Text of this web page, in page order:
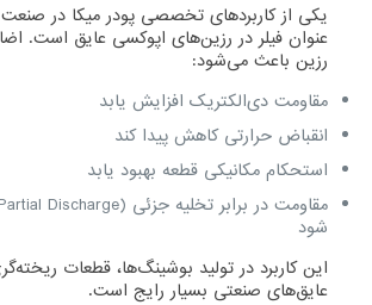
یکی از کاربردهای تخصصی پودر میکا در صنعت
عنوان فیلر در رزین‌های اپوکسی عایق است.
رزین باعث می‌شود:
مقاومت دی‌الکتریک افزایش یابد
انقباض حرارتی کاهش پیدا کند
استحکام مکانیکی قطعه بهبود یابد
شود
این کاربرد در تولید بوشینگ‌ها، قطعات
عایق‌های صنعتی بسیار رایج است.